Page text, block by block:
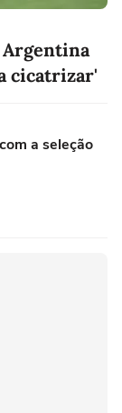
Argentina
cicatrizar'
a seleção